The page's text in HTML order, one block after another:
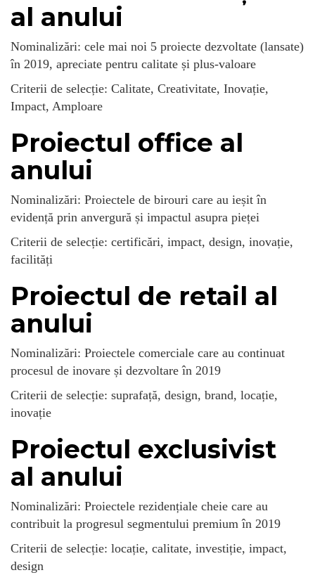
al anului
Nominalizări: cele mai noi 5 proiecte dezvoltate (lansate)
în 2019, apreciate pentru calitate și plus-valoare
Criterii de selecție: Calitate, Creativitate, Inovație,
Impact, Amploare
Proiectul office al
anului
Nominalizări: Proiectele de birouri care au ieșit în
evidență prin anvergură și impactul asupra pieței
Criterii de selecție: certificări, impact, design, inovație,
facilități
Proiectul de retail al
anului
Nominalizări: Proiectele comerciale care au continuat
procesul de inovare și dezvoltare în 2019
Criterii de selecție: suprafață, design, brand, locație,
inovație
Proiectul exclusivist
al anului
Nominalizări: Proiectele rezidențiale cheie care au
contribuit la progresul segmentului premium în 2019
Criterii de selecție: locație, calitate, investiție, impact,
design